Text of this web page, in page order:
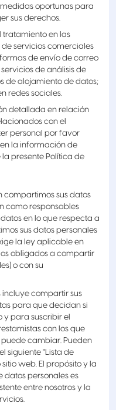
oportunas para
sus derechos.
tratamiento en las
servicios comerciales
de envío de correo
de análisis de
de alojamiento de datos;
redes sociales.
detallada en relación
con el
personal por favor
la información de
presente Política de
compartimos sus datos
como responsables
en lo que respecta a
sus datos personales
la ley aplicable en
obligados a compartir
o con su
incluye compartir sus
para que decidan si
y para suscribir el
con los que
cambiar. Pueden
siguiente "Lista de
web. El propósito y la
datos personales es
entre nosotros y la